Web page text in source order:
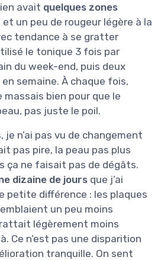
avait quelques zones
un peu de rougeur légère à la
tendance à se gratter
le tonique 3 fois par
du week-end, puis deux
semaine. À chaque fois,
massais bien pour que le
pas juste le poil.
n’ai pas vu de changement
pas pire, la peau pas plus
ça ne faisait pas de dégâts.
dizaine de jours que j’ai
petite différence : les plaques
un peu moins
légèrement moins
Ce n’est pas une disparition
tranquille. On sent